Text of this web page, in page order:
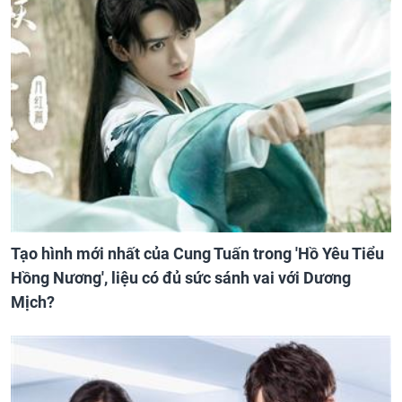
Tạo hình mới nhất của Cung Tuấn trong 'Hồ Yêu Tiểu
Hồng Nương', liệu có đủ sức sánh vai với Dương
Mịch?